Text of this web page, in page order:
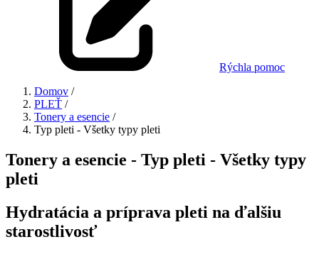
Rýchla pomoc
Domov /
PLEŤ /
Tonery a esencie /
Typ pleti - Všetky typy pleti
Tonery a esencie - Typ pleti - Všetky typy
pleti
Hydratácia a príprava pleti na ďalšiu
starostlivosť